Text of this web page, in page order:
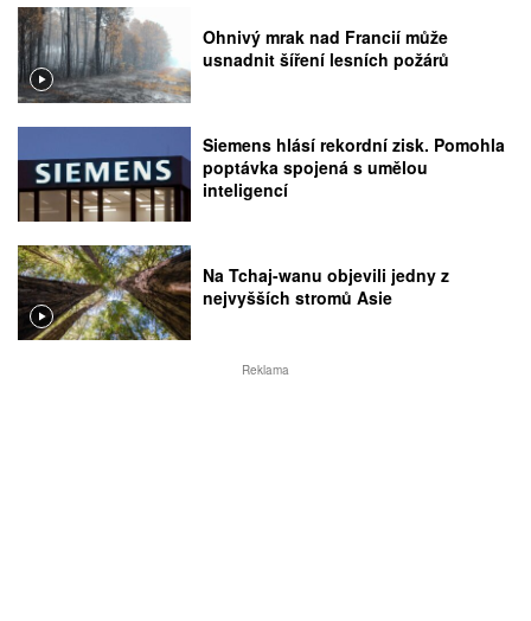
Ohnivý mrak nad Francií může
usnadnit šíření lesních požárů
Siemens hlásí rekordní zisk. Pomohla
poptávka spojená s umělou
inteligencí
Na Tchaj-wanu objevili jedny z
nejvyšších stromů Asie
Reklama